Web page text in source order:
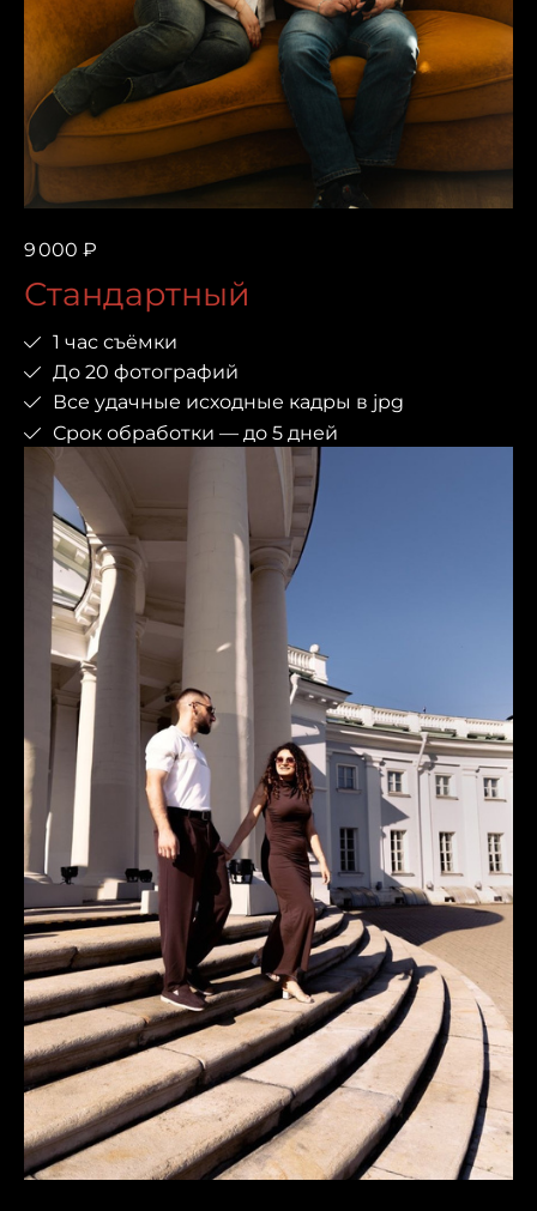
9 000 ₽
Стандартный
1 час съёмки
До 20 фотографий
Все удачные исходные кадры в jpg
Срок обработки — до 5 дней